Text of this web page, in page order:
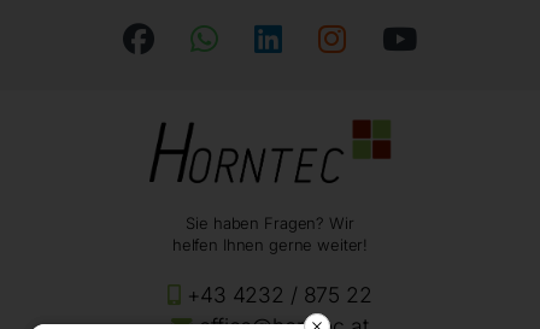
Sie haben Fragen? Wir
helfen Ihnen gerne weiter!
+43 4232 / 875 22